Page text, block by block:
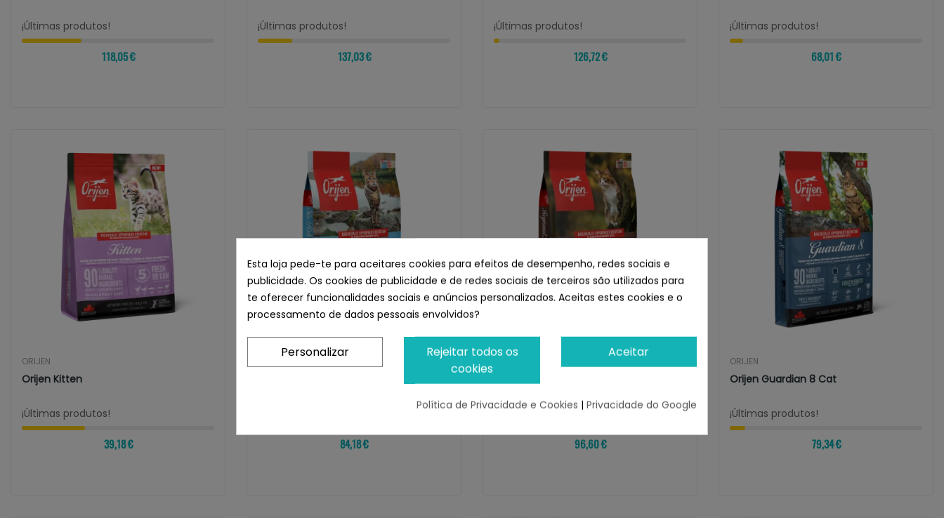
¡Últimas produtos!
118,05 €
¡Últimas produtos!
137,03 €
¡Últimas produtos!
126,72 €
¡Últimas produtos!
68,01 €
ORIJEN
Orijen Kitten
¡Últimas produtos!
39,18 € 84,18 €
¡Últimas produtos!
96,60 €
ORIJEN
Orijen Guardian 8 Cat
¡Últimas produtos!
79,34 €
Esta loja pede-te para aceitares cookies para efeitos de desempenho, redes sociais e
publicidade. Os cookies de publicidade e de redes sociais de terceiros são utilizados para
te oferecer funcionalidades sociais e anúncios personalizados. Aceitas estes cookies e o
processamento de dados pessoais envolvidos?
Aceitar
Rejeitar todos os
cookies
Personalizar
Política de Privacidade e Cookies | Privacidade do Google